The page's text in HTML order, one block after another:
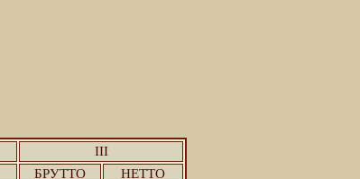
III
БРУТТО НЕТТО